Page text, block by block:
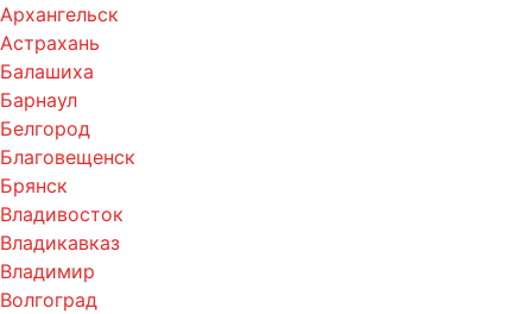
Архангельск
Астрахань
Балашиха
Барнаул
Белгород
Благовещенск
Брянск
Владивосток
Владикавказ
Владимир
Волгоград